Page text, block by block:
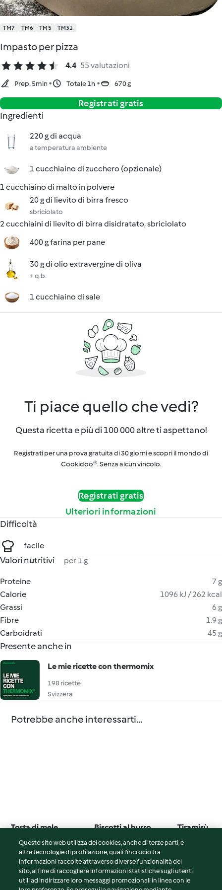
TM7 TM6 TM5 TM31
Impasto per pizza
4.4 55 valutazioni
Prep. 5min Totale 1h 670 g
Registrati gratis
Ingredienti
220 g di acqua
a temperatura ambiente
1 cucchiaino di zucchero (opzionale)
1 cucchiaino di malto in polvere
20 g di lievito di birra fresco
sbriciolato
2 cucchiaini di lievito di birra disidratato, sbriciolato
400 g farina per pane
30 g di olio extravergine di oliva
+ q.b.
1 cucchiaino di sale
Ti piace quello che vedi?
Questa ricetta e più di 100 000 altre ti aspettano!
Registrati per una prova gratuita di 30 giorni e scopri il mondo di
Cookidoo®. Senza alcun vincolo.
Registrati gratis
Ulteriori informazioni
Difficoltà
facile
Valori nutritivi per 1 g
Proteine
7 g
Calorie
1096 kJ / 262 kcal
Grassi
6 g
Fibre
1.9 g
Carboidrati
45 g
Presente anche in
Le mie ricette con thermomix
198 ricette
Svizzera
Potrebbe anche interessarti...
Torta di mele
4.7 (86)
Biscotti al burro
4.6 (18)
Tiramisù
Questo sito web utilizza dei cookies, anche di terze parti, e
altre tecnologie di profilazione, quali l’incrocio tra
informazioni raccolte attraverso diverse funzionalità del
sito, al fine di raccogliere informazioni statistiche sugli utenti
utili ad indirizzare loro messaggi promozionali in linea con le